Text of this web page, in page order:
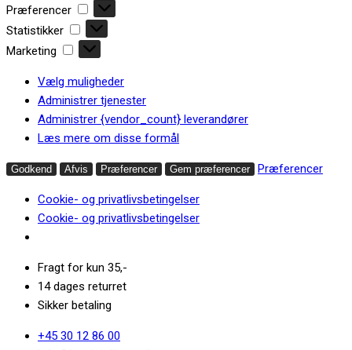
Præferencer
Præferencer
Statistikker
Statistikker
Marketing
Marketing
Vælg muligheder
Administrer tjenester
Administrer {vendor_count} leverandører
Læs mere om disse formål
Godkend Afvis Præferencer Gem præferencer Præferencer
Cookie- og privatlivsbetingelser
Cookie- og privatlivsbetingelser
Fragt for kun 35,-
14 dages returret
Sikker betaling
+45 30 12 86 00